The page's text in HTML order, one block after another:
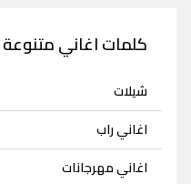
كلمات اغاني متنوعة
شيلات
اغاني راب
اغاني مهرجانات